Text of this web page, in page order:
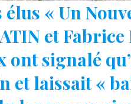
élus « Un
et
signalé
et laissait «